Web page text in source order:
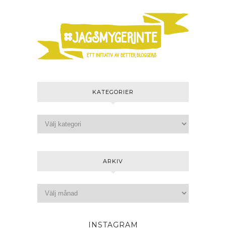
KATEGORIER
ARKIV
INSTAGRAM